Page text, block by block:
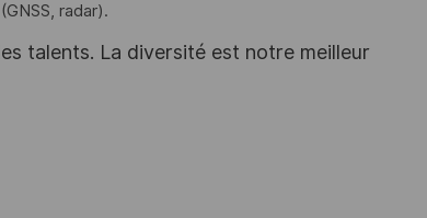
radar).
talents. La diversité est notre meilleur